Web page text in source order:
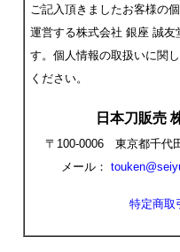
ご記入頂きましたお客様の
運営する株式会社 銀座 誠友
す。個人情報の取扱いに関
ください。
日本刀販売
〒100-0006 東京都千代
メール：
特定商取